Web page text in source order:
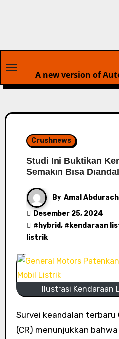
A new version of
Crushnews
Studi Ini Buktikan
Semakin Bisa
By Amal
Desember 25, 2024
# hybrid, # kendaraan
listrik
Ilustrasi Kendaraan
Survei keandalan terbaru Consumer Reports
(CR) menunjukkan